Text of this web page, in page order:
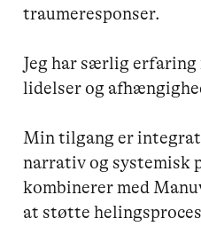
traumeresponser.
Jeg har særlig
lidelser og
Min tilgang er
narrativ og systemisk
kombinerer med
at støtte